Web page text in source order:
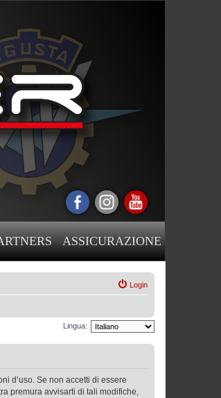
ASSICURAZIONE
Login
Lingua:
d’uso. Se non accetti di essere
premura avvisarti di tali modifiche,